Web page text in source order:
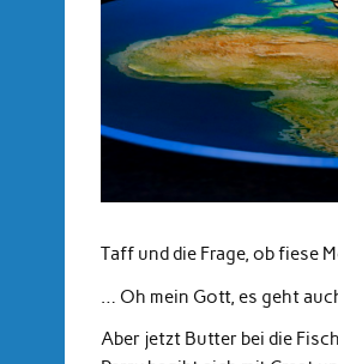
Taff und die Frage, ob fiese
… Oh mein Gott, es geht
Aber jetzt Butter bei die